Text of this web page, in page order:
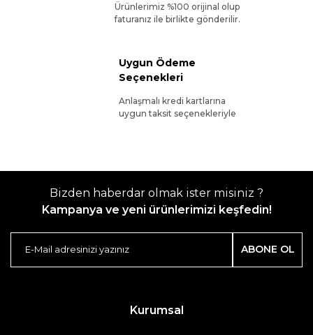
Ürünlerimiz %100 orijinal olup
faturanız ile birlikte gönderilir.
Uygun Ödeme
Seçenekleri
Anlaşmalı kredi kartlarına
uygun taksit seçenekleriyle
Bizden haberdar olmak ister misiniz ?
Kampanya ve yeni ürünlerimizi keşfedin!
ABONE OL
Kurumsal